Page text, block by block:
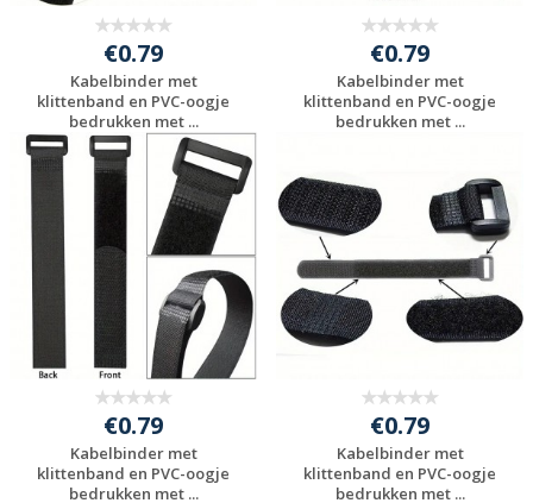
€0.79
Kabelbinder met
klittenband en PVC-oogje
bedrukken met ...
Gratis offerte
aanvragen
€0.79
Kabelbinder met
klittenband en PVC-oogje
bedrukken met ...
aanvragen
€0.79
Kabelbinder met
klittenband en PVC-oogje
bedrukken met ...
€0.79
Kabelbinder met
klittenband en PVC-oogje
bedrukken met ...